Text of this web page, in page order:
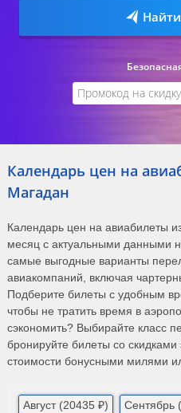
Календарь цен на
Магадан
Календарь цен на авиабилеты
месяц с актуальными данными
самые выгодные варианты
авиакомпаний, включая
Подберите билеты с удобным
чтобы не тратить время в
сэкономить? Выбирайте класс
бронируйте билеты со
стоимости бонусными милями
Август (20435 ₽)
Сентябрь